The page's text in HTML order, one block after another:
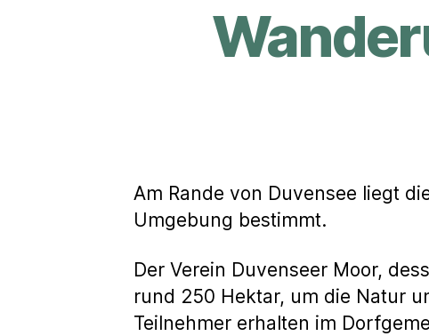
Am Rande von Duvensee liegt
Umgebung bestimmt.
Der Verein Duvenseer Moor,
rund 250 Hektar, um die Natur
Teilnehmer erhalten im